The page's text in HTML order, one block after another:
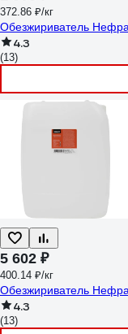
372.86 ₽/кг
Обезжириватель
4.3
(13)
5 602 ₽
400.14 ₽/кг
Обезжириватель
4.3
(13)